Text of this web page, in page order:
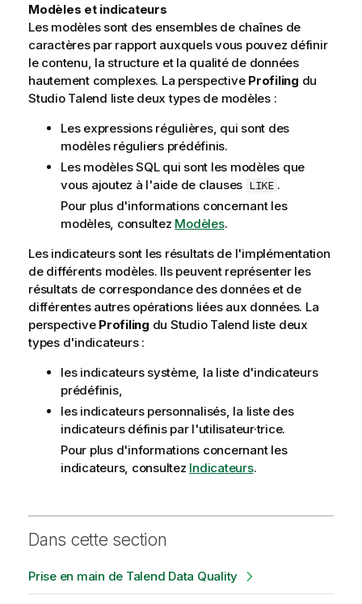
Modèles et indicateurs
Les modèles sont des ensembles de chaînes de
caractères par rapport auxquels vous pouvez définir
le contenu, la structure et la qualité de données
hautement complexes. La perspective Profiling du
Studio Talend liste deux types de modèles :
Les expressions régulières, qui sont des
modèles réguliers prédéfinis.
Les modèles SQL qui sont les modèles que
vous ajoutez à l'aide de clauses LIKE .
Pour plus d'informations concernant les
modèles, consultez Modèles.
Les indicateurs sont les résultats de l'implémentation
de différents modèles. Ils peuvent représenter les
résultats de correspondance des données et de
différentes autres opérations liées aux données. La
perspective Profiling du Studio Talend liste deux
types d'indicateurs :
les indicateurs système, la liste d'indicateurs
prédéfinis,
les indicateurs personnalisés, la liste des
indicateurs définis par l'utilisateur·trice.
Pour plus d'informations concernant les
indicateurs, consultez Indicateurs.
Dans cette section
Prise en main de Talend Data Quality